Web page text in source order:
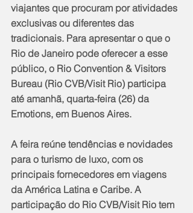
viajantes que procuram por atividades
exclusivas ou diferentes das
tradicionais. Para apresentar o que o
Rio de Janeiro pode oferecer a esse
público, o Rio Convention & Visitors
Bureau (Rio CVB/Visit Rio) participa
até amanhã, quarta-feira (26) da
Emotions, em Buenos Aires.
A feira reúne tendências e novidades
para o turismo de luxo, com os
principais fornecedores em viagens
da América Latina e Caribe. A
participação do Rio CVB/Visit Rio tem